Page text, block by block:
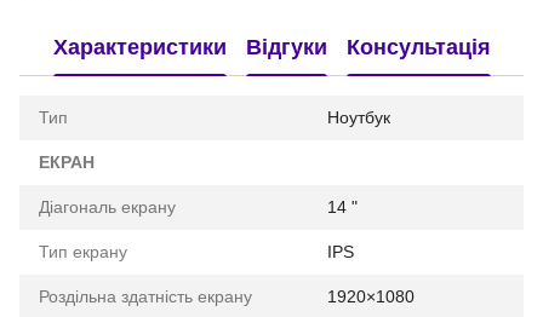
Характеристики Відгуки Консультація
Тип Ноутбук
ЕКРАН
Діагональ екрану 14 "
Тип екрану IPS
Роздільна здатність екрану 1920×1080